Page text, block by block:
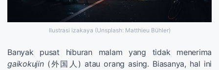
Ilustrasi izakaya (Unsplash: Matthieu Bühler)
Banyak pusat hiburan malam yang tidak menerima
gaikokujin(外国人) atau orang asing. Biasanya, hal ini